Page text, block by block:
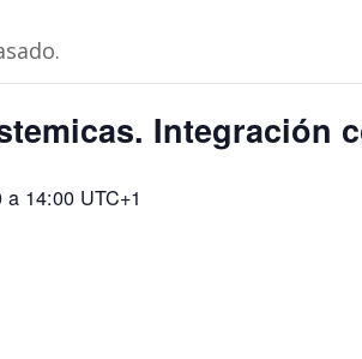
Integración
a 14:00 UTC+1